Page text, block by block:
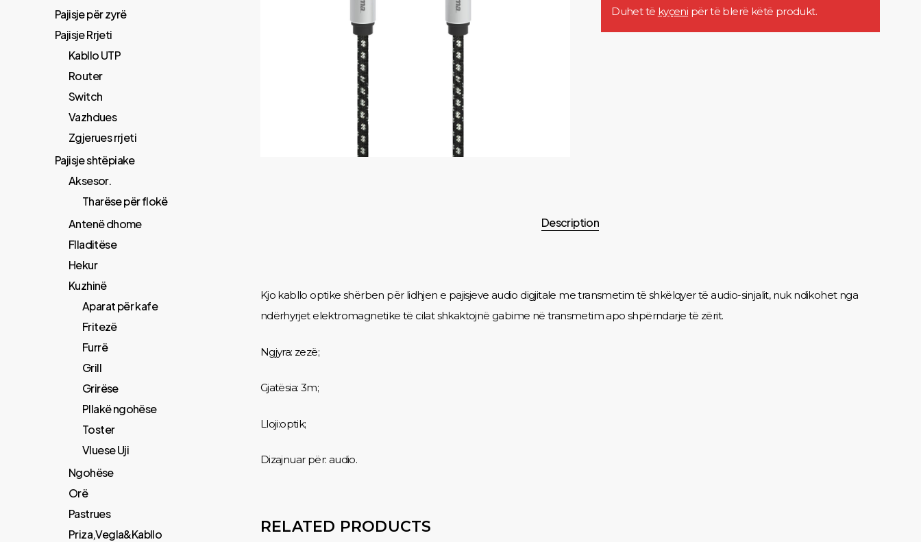
Pajisje për zyrë
Pajisje Rrjeti
Kabllo UTP
Router
Switch
Vazhdues
Zgjerues rrjeti
Pajisje shtëpiake
Aksesor.
Tharëse për flokë
Antenë dhome
Flladitëse
Hekur
Kuzhinë
Aparat për kafe
Fritezë
Furrë
Grill
Grirëse
Pllakë ngohëse
Toster
Vluese Uji
Ngohëse
Orë
Pastrues
Priza,Vegla&Kabllo
Duhet të kyçeni për të blerë këtë produkt.
Description
Kjo kabllo optike shërben për lidhjen e pajisjeve audio digjitale me transmetim të shkëlqyer të audio-sinjalit, nuk ndikohet nga
ndërhyrjet elektromagnetike të cilat shkaktojnë gabime në transmetim apo shpërndarje të zërit.
Ngjyra: zezë;
Gjatësia: 3m;
Lloji:optik;
Dizajnuar për: audio.
RELATED PRODUCTS